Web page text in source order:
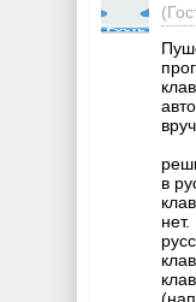
в